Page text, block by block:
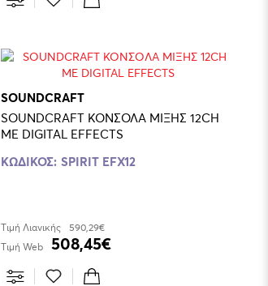
SOUNDCRAFT
SOUNDCRAFT ΚΟΝΣΟΛΑ ΜΙΞΗΣ 12CH
ΜΕ DIGITAL EFFECTS
ΚΩΔΙΚΟΣ: SPIRIT EFX12
Τιμή Λιανικής
590,29€
Τιμή Web
508,45€